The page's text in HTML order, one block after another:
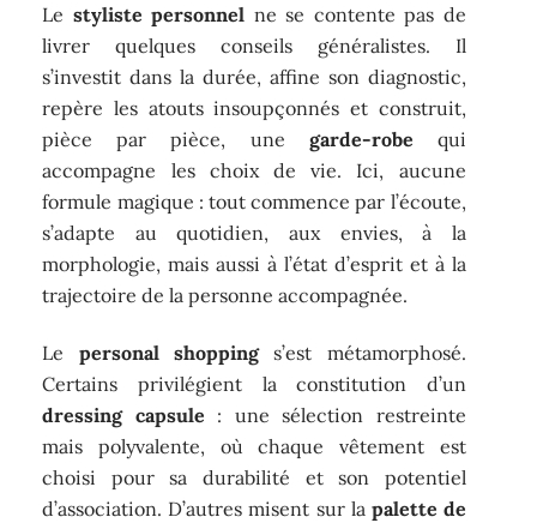
Le styliste personnel ne se contente pas de
livrer quelques conseils généralistes. Il
s’investit dans la durée, affine son diagnostic,
repère les atouts insoupçonnés et construit,
pièce par pièce, une garde-robe qui
accompagne les choix de vie. Ici, aucune
formule magique : tout commence par l’écoute,
s’adapte au quotidien, aux envies, à la
morphologie, mais aussi à l’état d’esprit et à la
trajectoire de la personne accompagnée.
Le personal shoppings’est métamorphosé.
Certains privilégient la constitution d’un
dressing capsule : une sélection restreinte
mais polyvalente, où chaque vêtement est
choisi pour sa durabilité et son potentiel
d’association. D’autres misent sur la palette de